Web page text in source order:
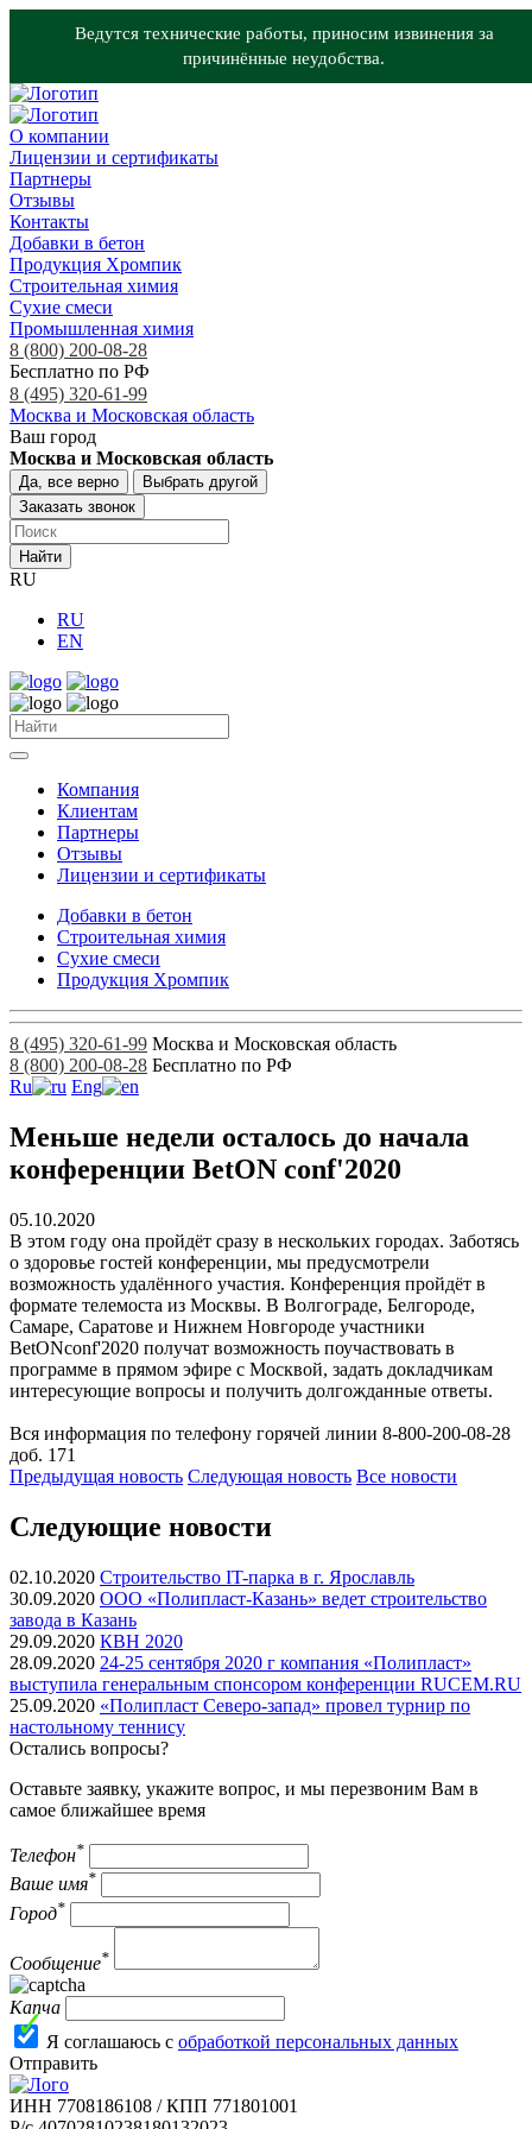
Ведутся технические работы, приносим извинения за
причинённые неудобства.
О компании
Лицензии и сертификаты
Партнеры
Отзывы
Контакты
Добавки в бетон
Продукция Хромпик
Строительная химия
Сухие смеси
Промышленная химия
8 (800) 200-08-28
Бесплатно по РФ
8 (495) 320-61-99
Москва и Московская область
Ваш город
Москва и Московская область
Да, все верно
Выбрать другой
Заказать звонок
Найти
RU
RU
EN
Компания
Клиентам
Партнеры
Отзывы
Лицензии и сертификаты
Добавки в бетон
Строительная химия
Сухие смеси
Продукция Хромпик
8 (495) 320-61-99 Москва и Московская область
8 (800) 200-08-28 Бесплатно по РФ
Ru
Eng
Меньше недели осталось до начала
конференции BetON conf'2020
05.10.2020
В этом году она пройдёт сразу в нескольких городах. Заботясь
о здоровье гостей конференции, мы предусмотрели
возможность удалённого участия. Конференция пройдёт в
формате телемоста из Москвы. В Волгограде, Белгороде,
Самаре, Саратове и Нижнем Новгороде участники
BetONconf'2020 получат возможность поучаствовать в
программе в прямом эфире с Москвой, задать докладчикам
интересующие вопросы и получить долгожданные ответы.
Вся информация по телефону горячей линии 8-800-200-08-28
доб. 171
Предыдущая новость Следующая новость Все новости
Следующие новости
02.10.2020 Строительство IT-парка в г. Ярославль
30.09.2020 ООО «Полипласт-Казань» ведет строительство
завода в Казань
29.09.2020 КВН 2020
28.09.2020 24-25 сентября 2020 г компания «Полипласт»
выступила генеральным спонсором конференции RUCEM.RU
25.09.2020 «Полипласт Северо-запад» провел турнир по
настольному теннису
Остались вопросы?
Оставьте заявку, укажите вопрос, и мы перезвоним Вам в
самое ближайшее время
Телефон*
Ваше имя*
Город*
Сообщение*
Капча
Я соглашаюсь с обработкой персональных данных
Отправить
ИНН 7708186108 / КПП 771801001